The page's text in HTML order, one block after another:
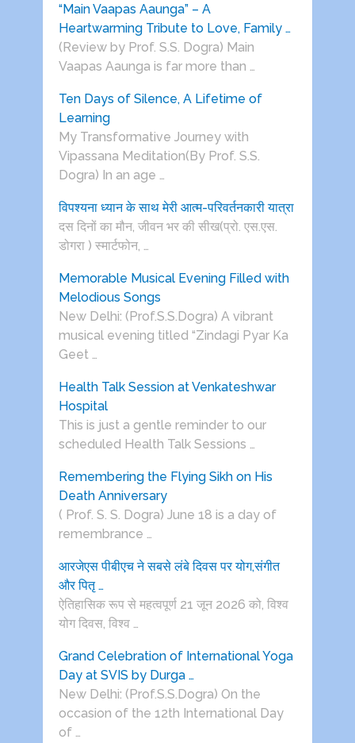
“Main Vaapas Aaunga” – A
Heartwarming Tribute to Love, Family …
(Review by Prof. S.S. Dogra) Main
Vaapas Aaunga is far more than …
Ten Days of Silence, A Lifetime of
Learning
My Transformative Journey with
Vipassana Meditation(By Prof. S.S.
Dogra) In an age …
विपश्यना ध्यान के साथ मेरी आत्म-परिवर्तनकारी यात्रा
दस दिनों का मौन, जीवन भर की सीख(प्रो. एस.एस.
डोगरा ) स्मार्टफोन, …
Memorable Musical Evening Filled with
Melodious Songs
New Delhi: (Prof.S.S.Dogra) A vibrant
musical evening titled “Zindagi Pyar Ka
Geet …
Health Talk Session at Venkateshwar
Hospital
This is just a gentle reminder to our
scheduled Health Talk Sessions …
Remembering the Flying Sikh on His
Death Anniversary
( Prof. S. S. Dogra) June 18 is a day of
remembrance …
आरजेएस पीबीएच ने सबसे लंबे दिवस पर योग,संगीत
और पितृ …
ऐतिहासिक रूप से महत्वपूर्ण 21 जून 2026 को, विश्व
योग दिवस, विश्व …
Grand Celebration of International Yoga
Day at SVIS by Durga …
New Delhi: (Prof.S.S.Dogra) On the
occasion of the 12th International Day
of …